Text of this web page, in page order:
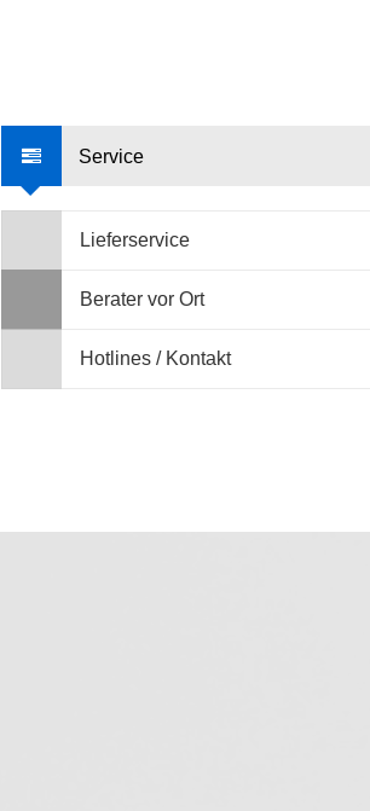
Service
Lieferservice
Berater vor Ort
Hotlines / Kontakt